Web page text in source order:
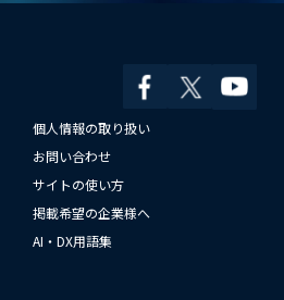
個人情報の取り扱い
お問い合わせ
サイトの使い方
掲載希望の企業様へ
AI・DX用語集